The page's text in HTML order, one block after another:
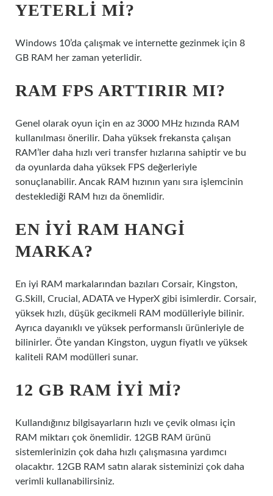
YETERLI MI?
Windows 10’da çalışmak ve internette gezinmek için 8
GB RAM her zaman yeterlidir.
RAM FPS ARTTIRIR MI?
Genel olarak oyun için en az 3000 MHz hızında RAM
kullanılması önerilir. Daha yüksek frekansta çalışan
RAM’ler daha hızlı veri transfer hızlarına sahiptir ve bu
da oyunlarda daha yüksek FPS değerleriyle
sonuçlanabilir. Ancak RAM hızının yanı sıra işlemcinin
desteklediği RAM hızı da önemlidir.
EN IYI RAM HANGI
MARKA?
En iyi RAM markalarından bazıları Corsair, Kingston,
G.Skill, Crucial, ADATA ve HyperX gibi isimlerdir. Corsair,
yüksek hızlı, düşük gecikmeli RAM modülleriyle bilinir.
Ayrıca dayanıklı ve yüksek performanslı ürünleriyle de
bilinirler. Öte yandan Kingston, uygun fiyatlı ve yüksek
kaliteli RAM modülleri sunar.
12 GB RAM IYI MI?
Kullandığınız bilgisayarların hızlı ve çevik olması için
RAM miktarı çok önemlidir. 12GB RAM ürünü
sistemlerinizin çok daha hızlı çalışmasına yardımcı
olacaktır. 12GB RAM satın alarak sisteminizi çok daha
verimli kullanabilirsiniz.